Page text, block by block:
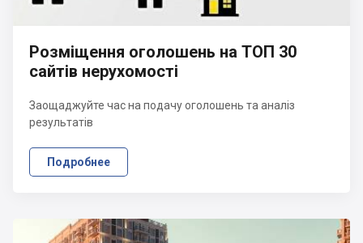
Розміщення оголошень на ТОП 30
сайтів нерухомості
Заощаджуйте час на подачу оголошень та аналіз
результатів
Подробнее